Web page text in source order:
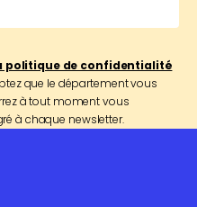
politique de confidentialité
que le département vous
à tout moment vous
à chaque newsletter.